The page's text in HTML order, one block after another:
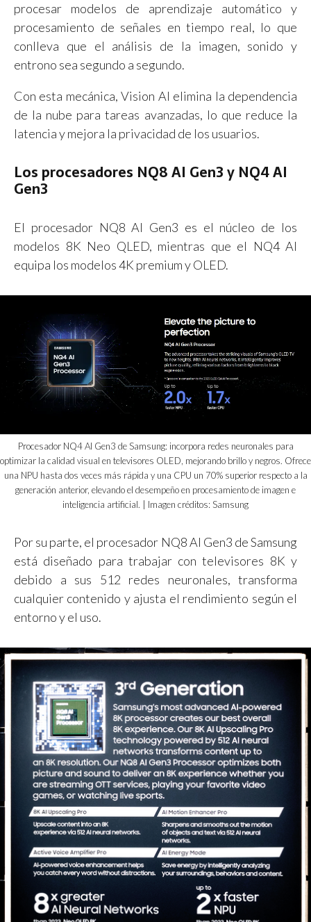
procesar modelos de aprendizaje automático y
procesamiento de señales en tiempo real, lo que
conlleva que el análisis de la imagen, sonido y
entrono sea segundo a segundo.
Con esta mecánica, Vision AI elimina la dependencia
de la nube para tareas avanzadas, lo que reduce la
latencia y mejora la privacidad de los usuarios.
Los procesadores NQ8 AI Gen3 y NQ4 AI
Gen3
El procesador NQ8 AI Gen3 es el núcleo de los
modelos 8K Neo QLED, mientras que el NQ4 AI
equipa los modelos 4K premium y OLED.
Procesador NQ4 AI Gen3 de Samsung: incorpora redes neuronales para
optimizar la calidad visual en televisores OLED, mejorando brillo y negros. Ofrece
una NPU hasta dos veces más rápida y una CPU un 70% superior respecto a la
generación anterior, elevando el desempeño en procesamiento de imagen e
inteligencia artificial. | Imagen créditos: Samsung
Por su parte, el procesador NQ8 AI Gen3 de Samsung
está diseñado para trabajar con televisores 8K y
debido a sus 512 redes neuronales, transforma
cualquier contenido y ajusta el rendimiento según el
entorno y el uso.